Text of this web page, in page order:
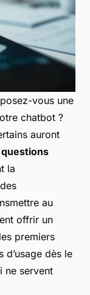
vous une
chatbot ?
auront
la
au
offrir un
premiers
d’usage dès le
ne servent